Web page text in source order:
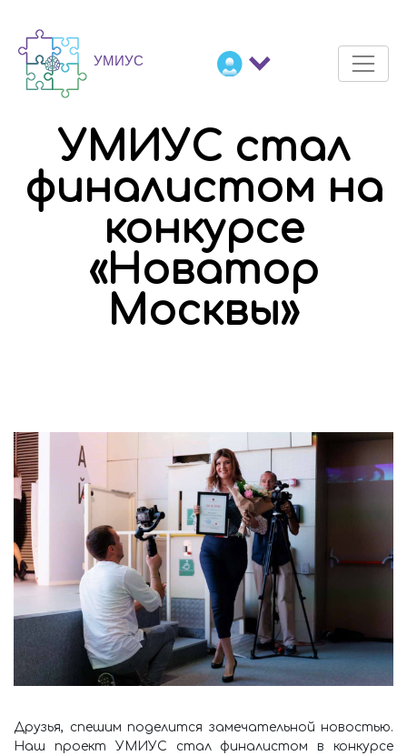
УМИУС стал
финалистом на
конкурсе
«Новатор
Москвы»
Друзья, спешим поделится замечательной новостью.
Наш проект УМИУС стал финалистом в конкурсе